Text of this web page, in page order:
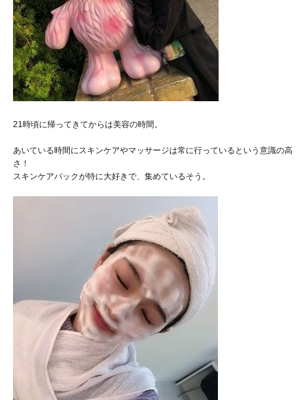
21時頃に帰ってきてからは美容の時間。
あいている時間にスキンケアやマッサージは常に行っているという意識の高
さ！
スキンケアパックが特に大好きで、集めているそう。